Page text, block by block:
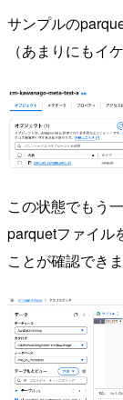
サンプルの
（あまりにもイ
この状態でもう
parquetファイル
ことが確認できま